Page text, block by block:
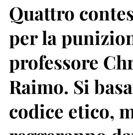
Quattro
per la
professore
Raimo. Si
codice etico,